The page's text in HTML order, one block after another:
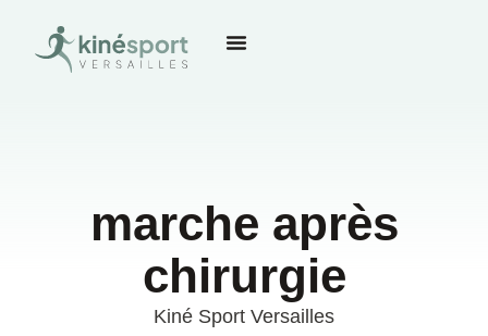
marche après
chirurgie
Kiné Sport Versailles